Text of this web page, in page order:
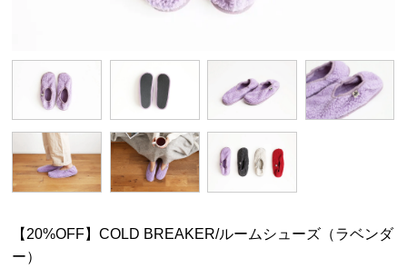
【20%OFF】COLD BREAKER/ルームシューズ（ラベンダ
ー）